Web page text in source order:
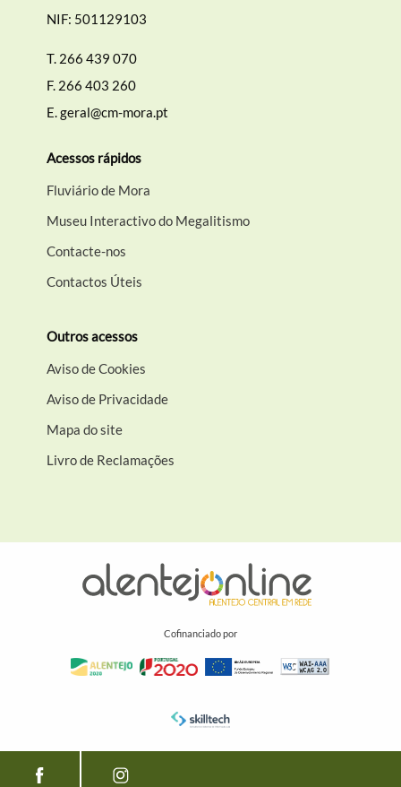
NIF: 501129103
T. 266 439 070
F. 266 403 260
E.geral@cm-mora.pt
Acessos rápidos
Fluviário de Mora
Museu Interactivo do Megalitismo
Contacte-nos
Contactos Úteis
Outros acessos
Aviso de Cookies
Aviso de Privacidade
Mapa do site
Livro de Reclamações
Cofinanciado por